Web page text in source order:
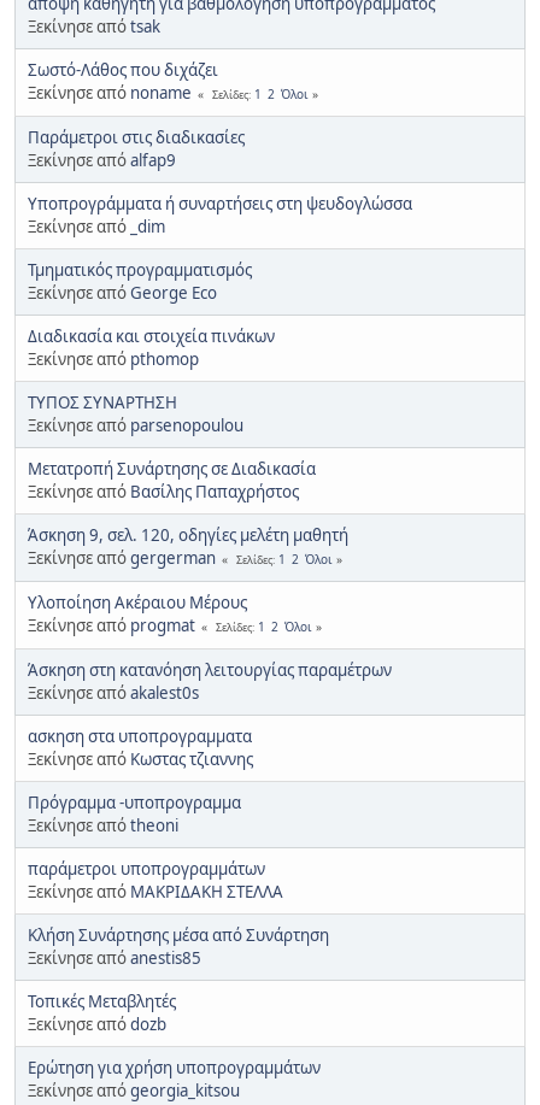
Ξεκίνησε απόtsak
Σωστό-Λάθος που διχάζει
Ξεκίνησε από noname Σελίδες 1 2 Όλοι
Παράμετροι στις διαδικασίες
Ξεκίνησε απόalfap9
Υποπρογράμματα ή συναρτήσεις στη ψευδογλώσσα
Ξεκίνησε από _dim
Τμηματικός προγραμματισμός
Ξεκίνησε απόGeorge Eco
Διαδικασία και στοιχεία πινάκων
Ξεκίνησε από pthomop
ΤΥΠΟΣ ΣΥΝΑΡΤΗΣΗ
Ξεκίνησε από parsenopoulou
Μετατροπή Συνάρτησης σε Διαδικασία
Ξεκίνησε από Βασίλης Παπαχρήστος
Άσκηση 9, σελ. 120, οδηγίες μελέτη μαθητή
Ξεκίνησε απόgergerman Σελίδες 1 2 Όλοι
Υλοποίηση Ακέραιου Μέρους
Ξεκίνησε από progmat Σελίδες 1 2 Όλοι
Άσκηση στη κατανόηση λειτουργίας παραμέτρων
Ξεκίνησε απόakalest0s
ασκηση στα υποπρογραμματα
Ξεκίνησε από Κωστας τζιαννης
Πρόγραμμα -υποπρογραμμα
Ξεκίνησε απόtheoni
παράμετροι υποπρογραμμάτων
Ξεκίνησε από ΜΑΚΡΙΔΑΚΗ ΣΤΕΛΛΑ
Κλήση Συνάρτησης μέσα από Συνάρτηση
Ξεκίνησε απόanestis85
Τοπικές Μεταβλητές
Ξεκίνησε απόdozb
Ερώτηση για χρήση υποπρογραμμάτων
Ξεκίνησε απόgeorgia_kitsou